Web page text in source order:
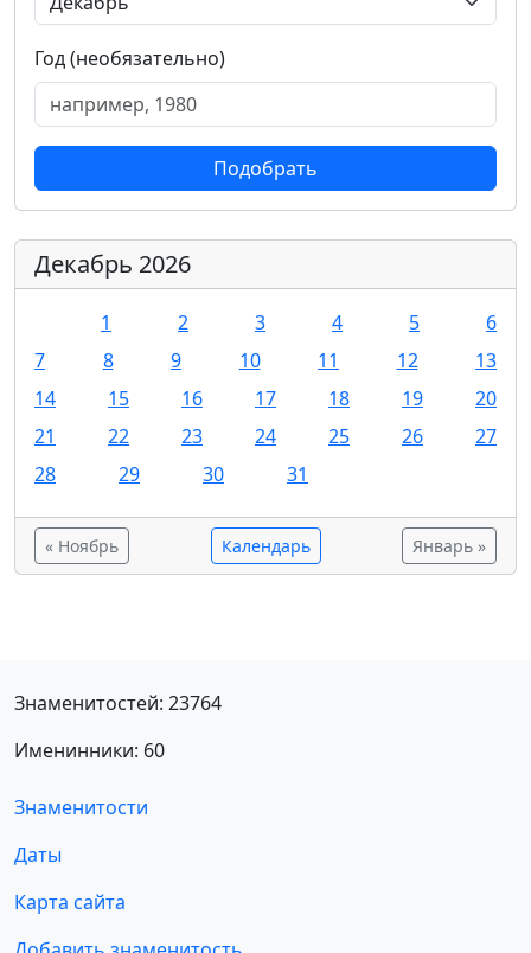
Год (необязательно)
Подобрать
Декабрь 2026
1 2 3 4 5
6
7
8 9 10 11 12
13
14
15 16 17 18 19
20
21
22 23 24 25 26
27
28
29 30 31
« Ноябрь Календарь Январь »
Знаменитостей: 23764
Именинники: 60
Знаменитости
Даты
Карта сайта